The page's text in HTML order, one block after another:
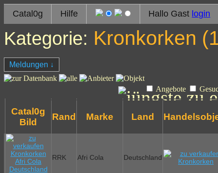
Catal0g Hilfe Hallo Gast login
Kategorie: Kronkorken (
Meldungen ↓
Angebote
Catal0g
Bild
Rand Marke Land
RRK Afri Cola Deutschland